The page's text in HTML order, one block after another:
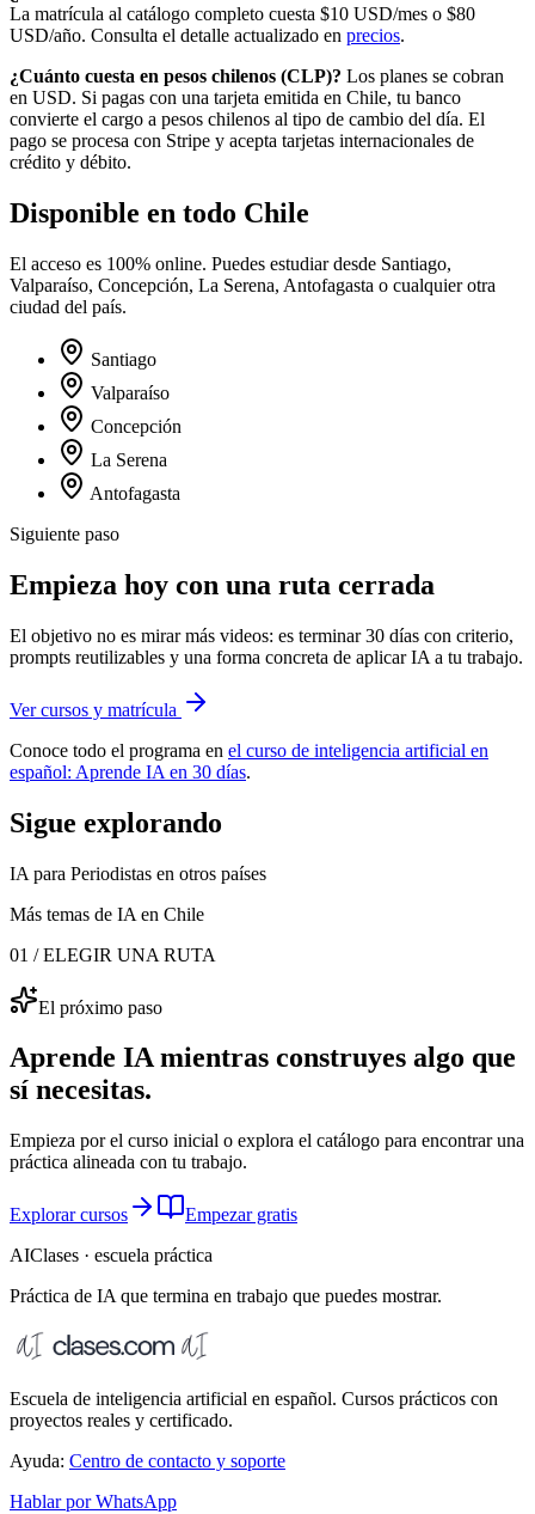
La matrícula al catálogo completo cuesta $10 USD/mes o $80
USD/año. Consulta el detalle actualizado en precios.
¿Cuánto cuesta en pesos chilenos (CLP)? Los planes se cobran
en USD. Si pagas con una tarjeta emitida en Chile, tu banco
convierte el cargo a pesos chilenos al tipo de cambio del día. El
pago se procesa con Stripe y acepta tarjetas internacionales de
crédito y débito.
Disponible en todo Chile
El acceso es 100% online. Puedes estudiar desde Santiago,
Valparaíso, Concepción, La Serena, Antofagasta o cualquier otra
ciudad del país.
Santiago
Valparaíso
Concepción
La Serena
Antofagasta
Siguiente paso
Empieza hoy con una ruta cerrada
El objetivo no es mirar más videos: es terminar 30 días con criterio,
prompts reutilizables y una forma concreta de aplicar IA a tu trabajo.
Ver cursos y matrícula
Conoce todo el programa en el curso de inteligencia artificial en
español: Aprende IA en 30 días.
Sigue explorando
IA para Periodistas en otros países
Más temas de IA en Chile
01 / ELEGIR UNA RUTA
El próximo paso
Aprende IA mientras construyes algo que
sí necesitas.
Empieza por el curso inicial o explora el catálogo para encontrar una
práctica alineada con tu trabajo.
Explorar cursos
Empezar gratis
AIClases · escuela práctica
Práctica de IA que termina en trabajo que puedes mostrar.
Escuela de inteligencia artificial en español. Cursos prácticos con
proyectos reales y certificado.
Ayuda: Centro de contacto y soporte
Hablar por WhatsApp